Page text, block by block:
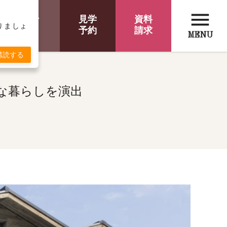
ンライン
相談
見学
予約
資料
請求
menu
MENU
暮らしを演出
しょ
読する